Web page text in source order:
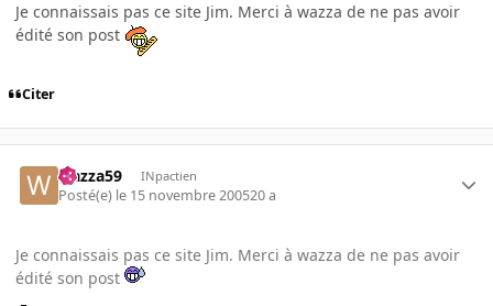
Je connaissais pas ce site Jim. Merci à wazza de ne pas avoir
édité son post
Citer
wazza59 INpactien
Posté(e) le 15 novembre 200520 a
Je connaissais pas ce site Jim. Merci à wazza de ne pas avoir
édité son post